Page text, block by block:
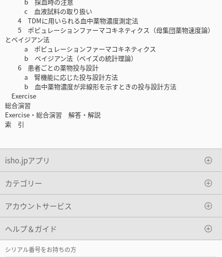
c 血液試料の取り扱い
4 TDMに用いられる血中薬物濃度測定法
5 ポピュレーションファーマコキネティクス（母集団薬物速度論）
とベイジアン法
a ポピュレーションファーマコキネティクス
b ベイジアン法（ベイズの統計理論）
6 患者ごとの薬物投与設計
a 腎機能に応じた投与設計方法
b 血中薬物濃度が非線形を示すときの投与設計方法
Exercise
総合演習
Exercise・総合演習 解答・解説
索 引
isho.jpアプリ
カテゴリー
アカウントサービス
ヘルプ＆ガイド
シリアル番号をお持ちの方